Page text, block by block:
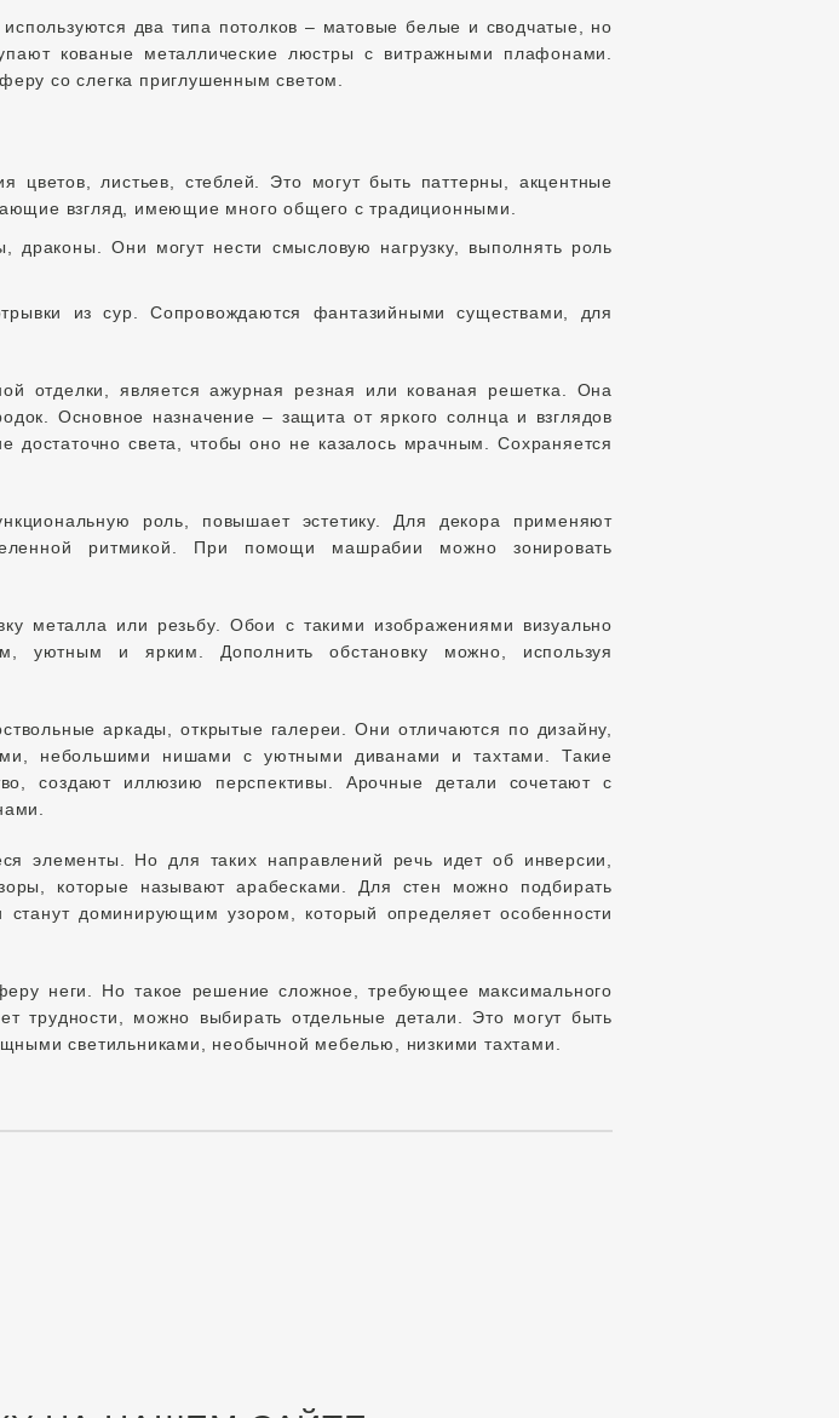
два типа потолков – матовые белые и сводчатые, но
кованые металлические люстры с витражными плафонами.
со слегка приглушенным светом.
цветов, листьев, стеблей. Это могут быть паттерны, акцентные
взгляд, имеющие много общего с традиционными.
Они могут нести смысловую нагрузку, выполнять роль
из сур. Сопровождаются фантазийными существами, для
отделки, является ажурная резная или кованая решетка. Она
Основное назначение – защита от яркого солнца и взглядов
света, чтобы оно не казалось мрачным. Сохраняется
роль, повышает эстетику. Для декора применяют
ритмикой. При помощи машрабии можно зонировать
металла или резьбу. Обои с такими изображениями визуально
уютным и ярким. Дополнить обстановку можно, используя
аркады, открытые галереи. Они отличаются по дизайну,
небольшими нишами с уютными диванами и тахтами. Такие
создают иллюзию перспективы. Арочные детали сочетают с
элементы. Но для таких направлений речь идет об инверсии,
которые называют арабесками. Для стен можно подбирать
доминирующим узором, который определяет особенности
неги. Но такое решение сложное, требующее максимального
трудности, можно выбирать отдельные детали. Это могут быть
светильниками, необычной мебелью, низкими тахтами.